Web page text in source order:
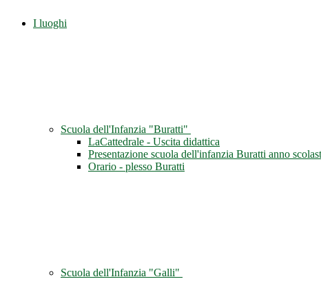
I luoghi
Scuola dell'Infanzia "Buratti"
LaCattedrale - Uscita didattica
Presentazione scuola dell'infanzia Buratti anno
Orario - plesso Buratti
Scuola dell'Infanzia "Galli"